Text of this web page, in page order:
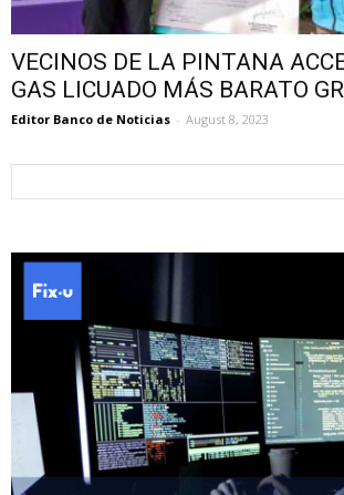
VECINOS DE LA PINTANA
GAS LICUADO MÁS BARATO
Editor Banco de Noticias - August 8, 2023